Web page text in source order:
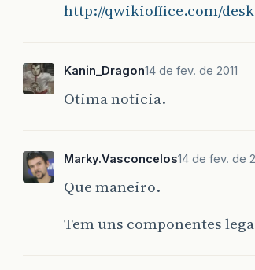
http://qwikioffice.com/
Kanin_Dragon14 de fev. de 2011
Otima noticia.
Marky.Vasconcelos14 de fev. de
Que maneiro.
Tem uns componentes